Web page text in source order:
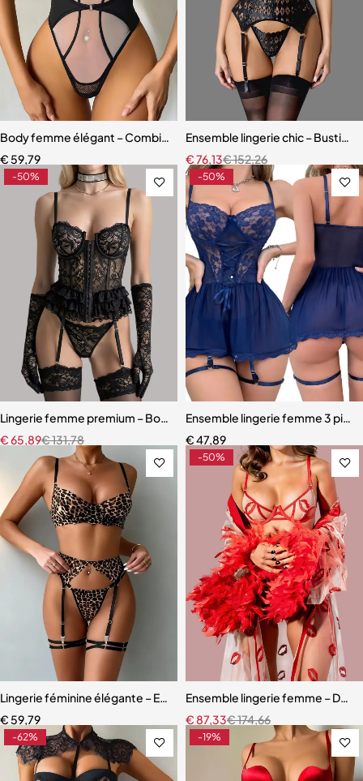
Body femme élégant – Combinaison avec empiècements en maille
€ 59,79
Ensemble lingerie chic –
€152,26
€76,13
-50%
Lingerie femme premium – Body en dentelle florale avec
€131,78
€65,89
-50%
Ensemble lingerie femme 3
€47,89
Lingerie féminine élégante – Ensemble en dentelle léopard avec
€ 59,79
-50%
Ensemble lingerie femme –
€174,66
€ 87,33
-62% -19%